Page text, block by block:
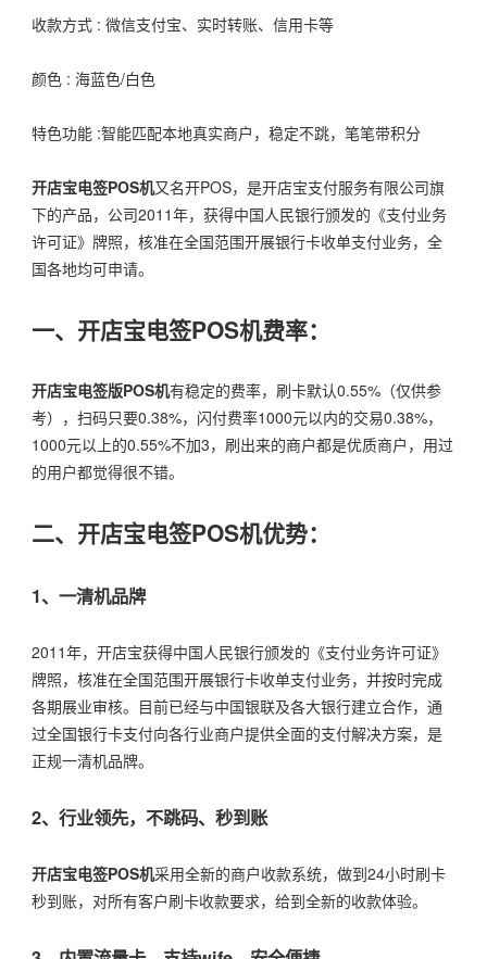
收款方式 : 微信支付宝、实时转账、信用卡等
颜色 : 海蓝色/白色
特色功能 :智能匹配本地真实商户，稳定不跳，笔笔带积分
开店宝电签POS机又名开POS，是开店宝支付服务有限公司旗
下的产品，公司2011年，获得中国人民银行颁发的《支付业务
许可证》牌照，核准在全国范围开展银行卡收单支付业务，全
国各地均可申请。
一、开店宝电签POS机费率：
开店宝电签版POS机有稳定的费率，刷卡默认0.55%（仅供参
考），扫码只要0.38%，闪付费率1000元以内的交易0.38%，
1000元以上的0.55%不加3，刷出来的商户都是优质商户，用过
的用户都觉得很不错。
二、开店宝电签POS机优势：
1、一清机品牌
2011年，开店宝获得中国人民银行颁发的《支付业务许可证》
牌照，核准在全国范围开展银行卡收单支付业务，并按时完成
各期展业审核。目前已经与中国银联及各大银行建立合作，通
过全国银行卡支付向各行业商户提供全面的支付解决方案，是
正规一清机品牌。
2、行业领先，不跳码、秒到账
开店宝电签POS机采用全新的商户收款系统，做到24小时刷卡
秒到账，对所有客户刷卡收款要求，给到全新的收款体验。